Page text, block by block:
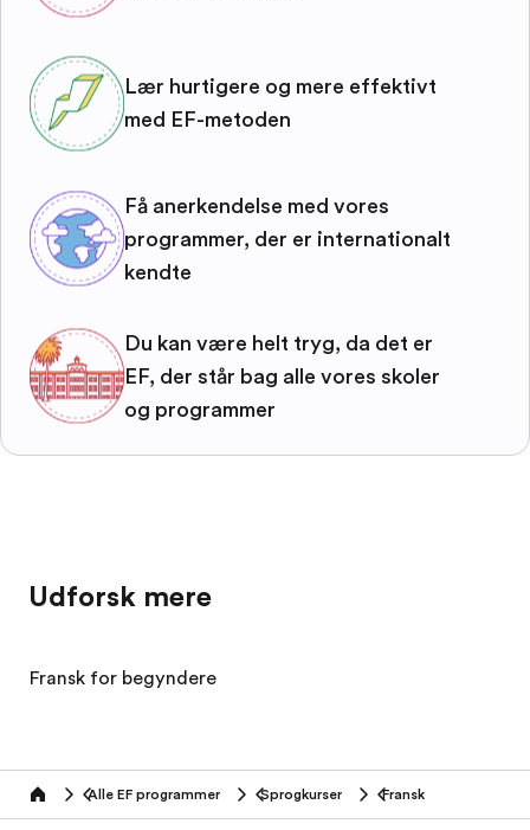
Lær hurtigere og mere effektivt
med EF-metoden
Få anerkendelse med vores
programmer, der er internationalt
kendte
Du kan være helt tryg, da det er
EF, der står bag alle vores skoler
og programmer
Udforsk mere
Fransk for begyndere
home Alle EF programmer Sprogkurser Fransk